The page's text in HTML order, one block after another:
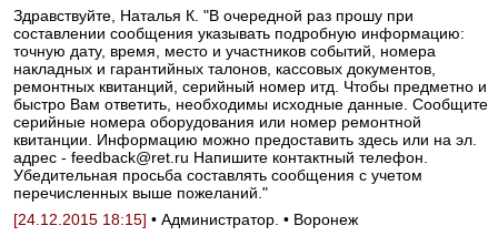
Здравствуйте, Наталья К. "В очередной раз прошу при
составлении сообщения указывать подробную информацию:
точную дату, время, место и участников событий, номера
накладных и гарантийных талонов, кассовых документов,
ремонтных квитанций, серийный номер итд. Чтобы предметно и
быстро Вам ответить, необходимы исходные данные. Сообщите
серийные номера оборудования или номер ремонтной
квитанции. Информацию можно предоставить здесь или на эл.
адрес - feedback@ret.ru Напишите контактный телефон.
Убедительная просьба составлять сообщения с учетом
перечисленных выше пожеланий."
[24.12.2015 18:15] • Администратор. • Воронеж